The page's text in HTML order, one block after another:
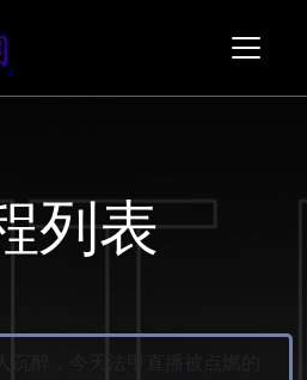
列表
沉醉，今天法甲直播被点燃的